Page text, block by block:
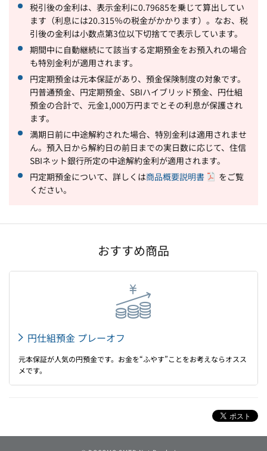
税引後の金利は、表示金利に0.79685を乗じて算出してい
ます（利息には20.315％の税金がかかります）。なお、税
引後の金利は小数点第3位以下切捨てで表示しています。
期間中に自動継続にて該当する定期預金をお預入れの場合
も特別金利が適用されます。
円定期預金は元本保証があり、預金保険制度の対象です。
円普通預金、円定期預金、SBIハイブリッド預金、円仕組
預金の合計で、元金1,000万円までとその利息が保護され
ます。
満期日前に中途解約された場合、特別金利は適用されませ
ん。預入日から解約日の前日までの実日数に応じて、住信
SBIネット銀行所定の中途解約金利が適用されます。
円定期預金について、詳しくは商品概要説明書
をご覧
ください。
おすすめ商品
円仕組預金 プレーオフ
元本保証が人気の円預金です。お金を“ふやす”ことをお考えならオスス
メです。